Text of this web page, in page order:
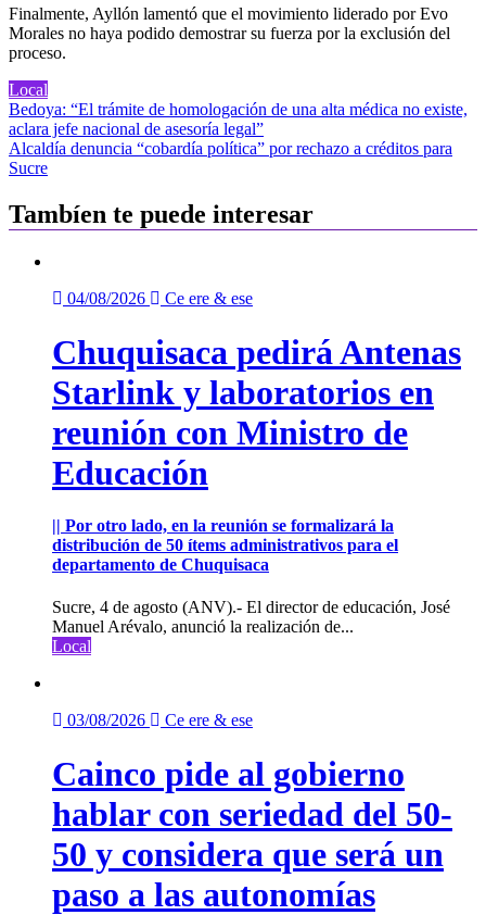
Finalmente, Ayllón lamentó que el movimiento liderado por Evo
Morales no haya podido demostrar su fuerza por la exclusión del
proceso.
Local
Navegación
de
entradas
Bedoya: “El trámite de homologación de una alta médica no existe,
aclara jefe nacional de asesoría legal”
Alcaldía denuncia “cobardía política” por rechazo a créditos para
Sucre
Tambíen te puede interesar
04/08/2026 Ce ere & ese
Chuquisaca pedirá Antenas
Starlink y laboratorios en
reunión con Ministro de
Educación
|| Por otro lado, en la reunión se formalizará la
distribución de 50 ítems administrativos para el
departamento de Chuquisaca
Sucre, 4 de agosto (ANV).- El director de educación, José
Manuel Arévalo, anunció la realización de...
Local
03/08/2026 Ce ere & ese
Cainco pide al gobierno
hablar con seriedad del 50-
50 y considera que será un
paso a las autonomías